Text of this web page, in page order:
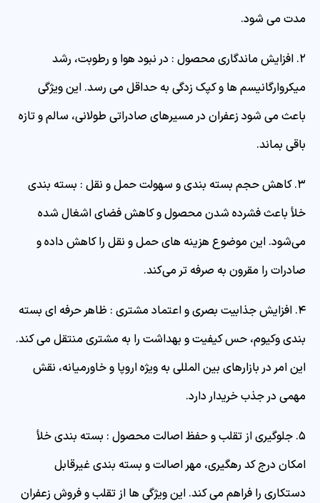
مدت می‌ شود.
۲. افزایش ماندگاری محصول : در نبود هوا و رطوبت، رشد
میکروارگانیسم‌ ها و کپک‌ زدگی به حداقل می‌ رسد. این ویژگی
باعث می‌ شود زعفران در مسیرهای صادراتی طولانی، سالم و تازه
باقی بماند.
۳. کاهش حجم بسته‌ بندی و سهولت حمل‌ و نقل : بسته‌ بندی
خلأ باعث فشرده شدن محصول و کاهش فضای اشغال‌ شده
می‌شود. این موضوع هزینه‌ های حمل‌ و نقل را کاهش داده و
صادرات را مقرون‌ به‌ صرفه‌ تر می‌کند.
۴. افزایش جذابیت بصری و اعتماد مشتری : ظاهر حرفه‌ ای بسته‌
بندی وکیوم، حس کیفیت و بهداشت را به مشتری منتقل می‌ کند.
این امر در بازارهای بین‌ المللی به‌ ویژه اروپا و خاورمیانه، نقش
مهمی در جذب خریدار دارد.
۵. جلوگیری از تقلب و حفظ اصالت محصول : بسته‌ بندی خلأ
امکان درج کد رهگیری، مهر اصالت و بسته‌ بندی غیرقابل‌
دستکاری را فراهم می‌ کند. این ویژگی‌ ها از تقلب و فروش زعفران